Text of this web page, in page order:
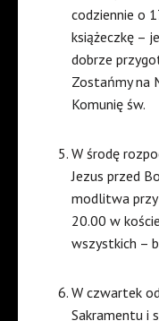
codziennie o
książeczkę –
dobrze
Zostańmy na
Komunię św.
W środę
Jezus przed
modlitwa przy
20.00 w
wszystkich –
W czwartek
Sakramentu i